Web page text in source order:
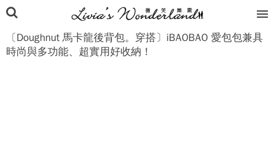
〔Doughnut 馬卡龍後背包。穿搭〕iBAOBAO 愛包包兼具
時尚與多功能、超實用好收納！